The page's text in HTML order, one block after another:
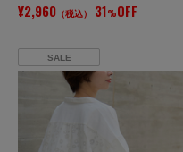
¥2,960 （税込） 31%OFF
SALE